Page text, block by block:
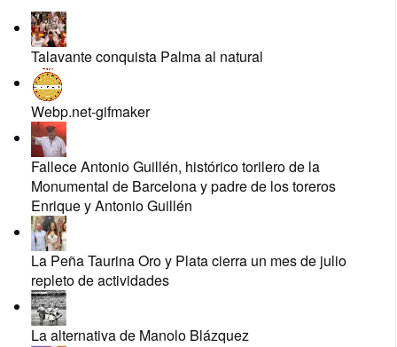
Talavante conquista Palma al natural
Webp.net-gifmaker
Fallece Antonio Guillén, histórico torilero de la
Monumental de Barcelona y padre de los toreros
Enrique y Antonio Guillén
La Peña Taurina Oro y Plata cierra un mes de julio
repleto de actividades
La alternativa de Manolo Blázquez